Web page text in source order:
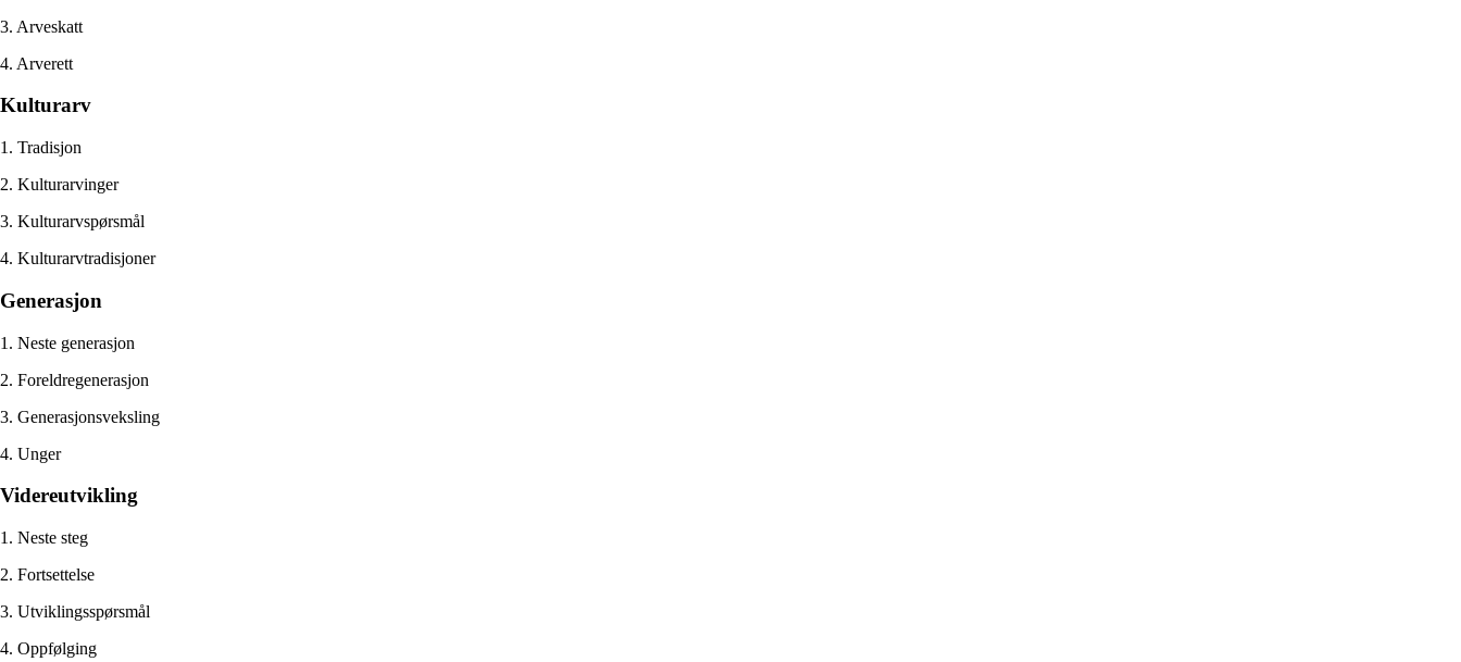
3. Arveskatt
4. Arverett
Kulturarv
1. Tradisjon
2. Kulturarvinger
3. Kulturarvspørsmål
4. Kulturarvtradisjoner
Generasjon
1. Neste generasjon
2. Foreldregenerasjon
3. Generasjonsveksling
4. Unger
Videreutvikling
1. Neste steg
2. Fortsettelse
3. Utviklingsspørsmål
4. Oppfølging